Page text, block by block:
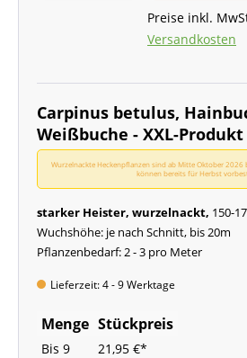
Preise inkl.
Versandkosten
Carpinus betulus,
Weißbuche - XXL-Produkt
Wurzelnackte Heckenpflanzen sind ab Mitte Oktober 2026
können bereits für Herbst
starker Heister, wurzelnackt, 150-
Wuchshöhe: je nach Schnitt, bis 20m
Pflanzenbedarf: 2 - 3 pro Meter
Lieferzeit: 4 - 9 Werktage
Menge Stückpreis
Bis 9
21,95 €*